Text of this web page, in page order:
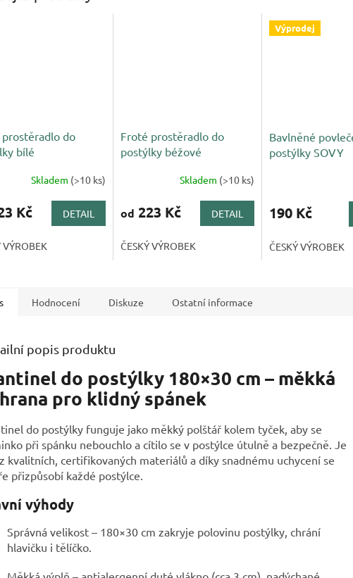
do
bílé
Skladem (>10 ks)
Kč DETAIL
VÝROBEK
Froté prostěradlo do
postýlky béžové
Skladem (>10 ks)
od 223 Kč DETAIL
ČESKÝ VÝROBEK
Výprodej
Bavlněné
postýlky SOVY
190 Kč
ČESKÝ VÝROBEK
Hodnocení Diskuze Ostatní informace
popis produktu
do postýlky 180×30 cm – měkká
pro klidný spánek
do postýlky funguje jako měkký polštář kolem tyček, aby se
při spánku nebouchlo a cítilo se v postýlce útulně a bezpečně. Je
kvalitních, certifikovaných materiálů a díky snadnému uchycení se
přizpůsobí každé postýlce.
výhody
Správná velikost – 180×30 cm zakryje polovinu postýlky, chrání
hlavičku i tělíčko.